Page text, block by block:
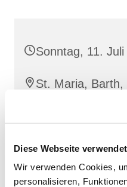
Diese Webseite
Wir verwenden Cookies,
personalisieren,
Sonntag, 11.
St. Maria, Barth,